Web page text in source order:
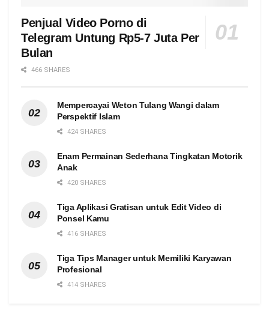
Penjual Video Porno di
Telegram Untung Rp5-7 Juta Per
Bulan
466 SHARES
Mempercayai Weton Tulang Wangi dalam
Perspektif Islam
424 SHARES
Enam Permainan Sederhana Tingkatan Motorik
Anak
420 SHARES
Tiga Aplikasi Gratisan untuk Edit Video di
Ponsel Kamu
416 SHARES
Tiga Tips Manager untuk Memiliki Karyawan
Profesional
414 SHARES